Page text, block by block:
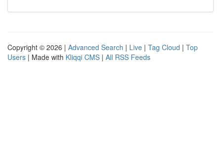
Copyright © 2026 | Advanced Search | Live | Tag Cloud | Top
Users | Made with Kliqqi CMS | All RSS Feeds